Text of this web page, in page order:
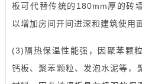
板可代替传统的180mm厚的砖
以增加房间开间进深和建筑使用
(3)隔热保温性能强，因聚苯颗
钙板、聚苯颗粒、发泡水泥等，